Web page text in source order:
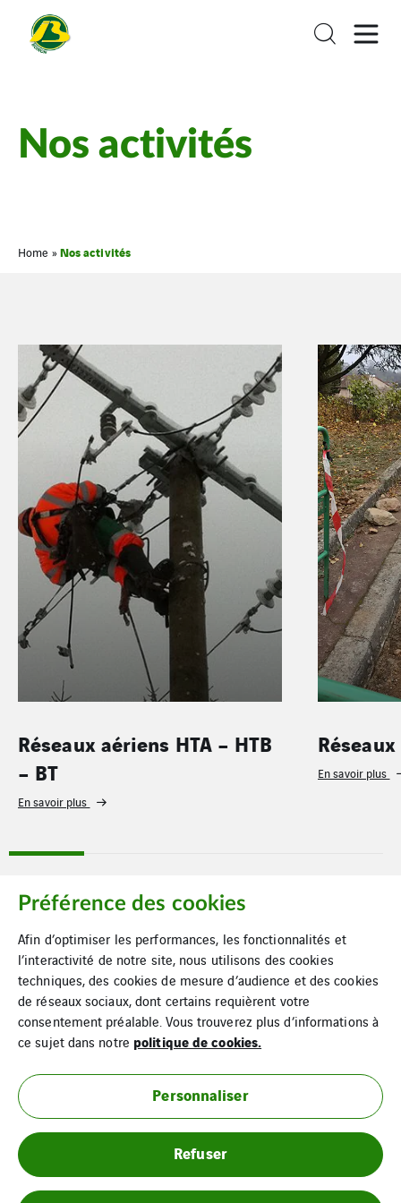
Nos activités
Home »Nos activités
Réseaux aériens HTA – HTB
– BT
En savoir plus
En savoir plus
Mentions légales
Cookies
Plan du site
VINCI Energies
Préférence des cookies
Afin d’optimiser les performances, les fonctionnalités et
l’interactivité de notre site, nous utilisons des cookies
techniques, des cookies de mesure d’audience et des cookies
de réseaux sociaux, dont certains requièrent votre
consentement préalable. Vous trouverez plus d’informations à
ce sujet dans notre politique de cookies.
Personnaliser
Refuser